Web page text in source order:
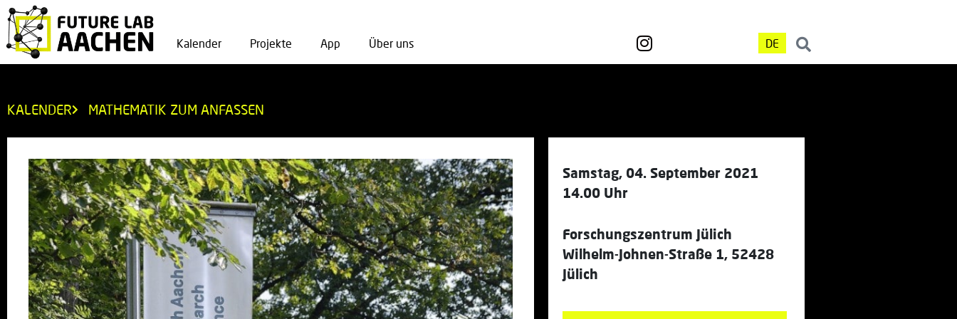
Kalender Projekte App Über uns DE
KALENDER MATHEMATIK ZUM ANFASSEN
Samstag, 04. September 2021
14.00 Uhr
Forschungszentrum Jülich
Wilhelm-Johnen-Straße 1, 52428
Jülich